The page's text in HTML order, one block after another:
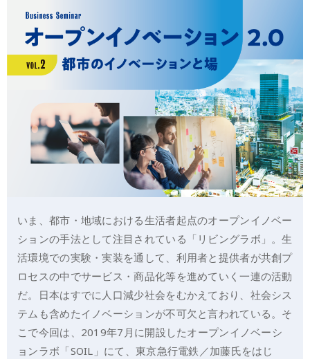
いま、都市・地域における生活者起点のオープンイノベー
ションの手法として注目されている「リビングラボ」。生
活環境での実験・実装を通して、利用者と提供者が共創プ
ロセスの中でサービス・商品化等を進めていく一連の活動
だ。日本はすでに人口減少社会をむかえており、社会シス
テムも含めたイノベーションが不可欠と言われている。そ
こで今回は、2019年7月に開設したオープンイノベーシ
ョンラボ「SOIL」にて、東京急行電鉄／加藤氏をはじ